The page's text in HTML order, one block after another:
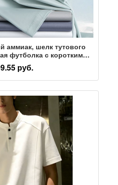
аммиак, шелк тутового
футболка с короткими
года, верхняя одежда,
одежда для папы
руб.